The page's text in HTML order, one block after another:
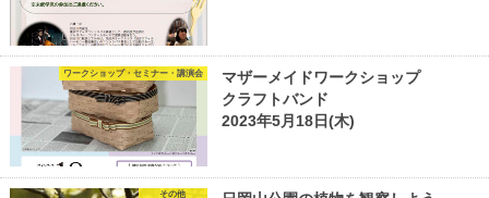
ワークショップ・セミナー・講演会
マザーメイドワークショップ
クラフトバンド
2023年5月18日(木)
その他